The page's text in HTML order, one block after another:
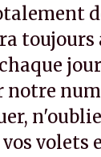
volets